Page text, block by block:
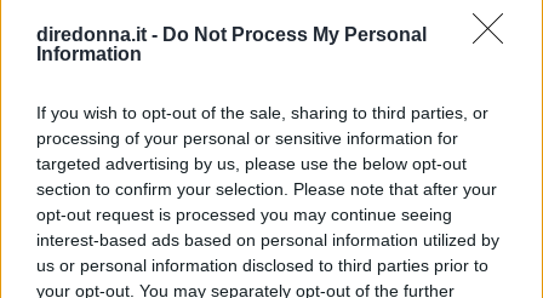
diredonna.it - Do Not Process My Personal
Information
If you wish to opt-out of the sale, sharing to third parties, or
processing of your personal or sensitive information for
targeted advertising by us, please use the below opt-out
section to confirm your selection. Please note that after your
opt-out request is processed you may continue seeing
interest-based ads based on personal information utilized by
us or personal information disclosed to third parties prior to
your opt-out. You may separately opt-out of the further